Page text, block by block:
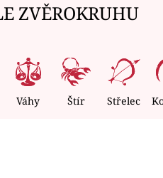
ZVĚROKRUHU
Váhy Štír Střelec